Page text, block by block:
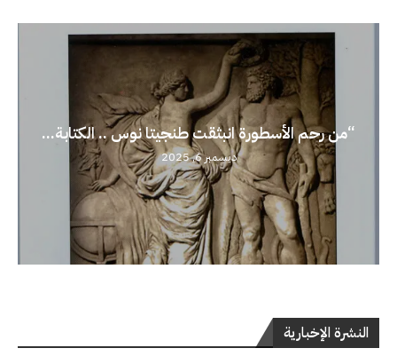
“من رحم الأسطورة انبثقت طنجيتا نوس .. الكتابة...
ديسمبر 6, 2025
النشرة الإخبارية